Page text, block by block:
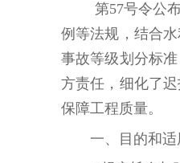
第57号令公
例等法规，结合
事故等级划分标
方责任，细化了
保障工程质量。
一、目的和适